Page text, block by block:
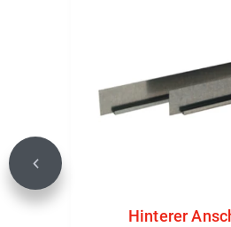
Hinterer
Previous